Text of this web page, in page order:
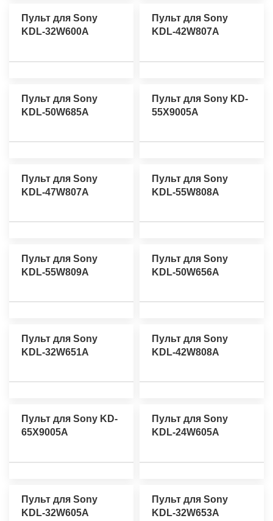
Пульт для Sony
KDL-32W600A
Пульт для Sony
KDL-42W807A
Пульт для Sony
KDL-50W685A
Пульт для Sony KD-
55X9005A
Пульт для Sony
KDL-47W807A
Пульт для Sony
KDL-55W808A
Пульт для Sony
KDL-55W809A
Пульт для Sony
KDL-50W656A
Пульт для Sony
KDL-32W651A
Пульт для Sony
KDL-42W808A
Пульт для Sony KD-
65X9005A
Пульт для Sony
KDL-24W605A
Пульт для Sony
KDL-32W605A
Пульт для Sony
KDL-32W653A